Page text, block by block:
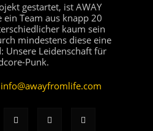
gestartet, ist AWAY
ein Team aus knapp 20
kaum sein
mindestens diese eine
Unsere Leidenschaft für
Punk.
info@awayfromlife.com